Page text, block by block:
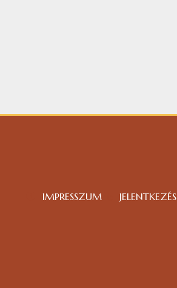
IMPRESSZUM JELENTKEZÉS